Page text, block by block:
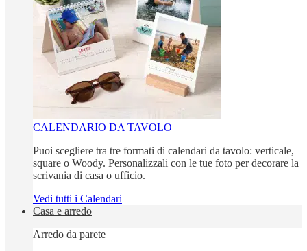
CALENDARIO DA TAVOLO
Puoi scegliere tra tre formati di calendari da tavolo: verticale,
square o Woody. Personalizzali con le tue foto per decorare la
scrivania di casa o ufficio.
Vedi tutti i Calendari
Casa e arredo
Arredo da parete